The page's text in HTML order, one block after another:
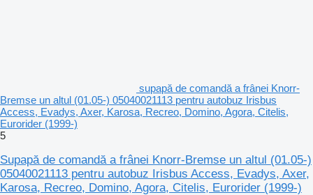
supapă de comandă a frânei Knorr-
Bremse un altul (01.05-) 05040021113 pentru autobuz Irisbus
Access, Evadys, Axer, Karosa, Recreo, Domino, Agora, Citelis,
Eurorider (1999-)
5
Supapă de comandă a frânei Knorr-Bremse un altul (01.05-)
05040021113 pentru autobuz Irisbus Access, Evadys, Axer,
Karosa, Recreo, Domino, Agora, Citelis, Eurorider (1999-)